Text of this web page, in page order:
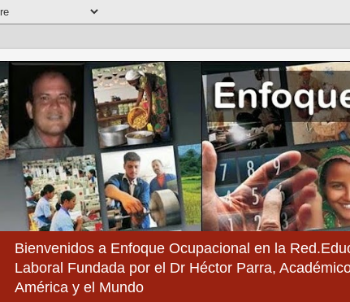
Bienvenidos a Enfoque Ocupacional en la
Laboral Fundada por el Dr Héctor Parra,
América y el Mundo